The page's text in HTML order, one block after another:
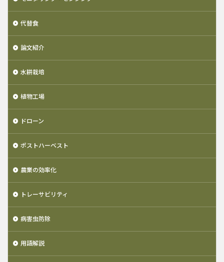
代替食
論文紹介
水耕栽培
植物工場
ドローン
ポストハーベスト
農業の効率化
トレーサビリティ
病害虫防除
用語解説